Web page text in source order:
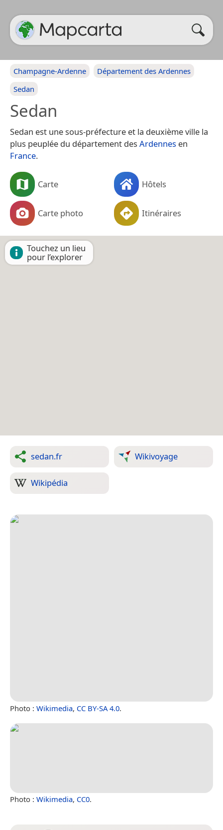
Champagne-Ardenne
Département des Ardennes
Sedan
Sedan
Sedan est une sous-préfecture et la deuxième ville la
plus peuplée du département des Ardennes en
France.
Carte Hôtels
Carte photo Itinéraires
Touchez un lieu
pour l’explorer
sedan.fr Wikivoyage
Wikipédia
Photo : Wikimedia, CC BY-SA 4.0.
Photo : Wikimedia, CC0.